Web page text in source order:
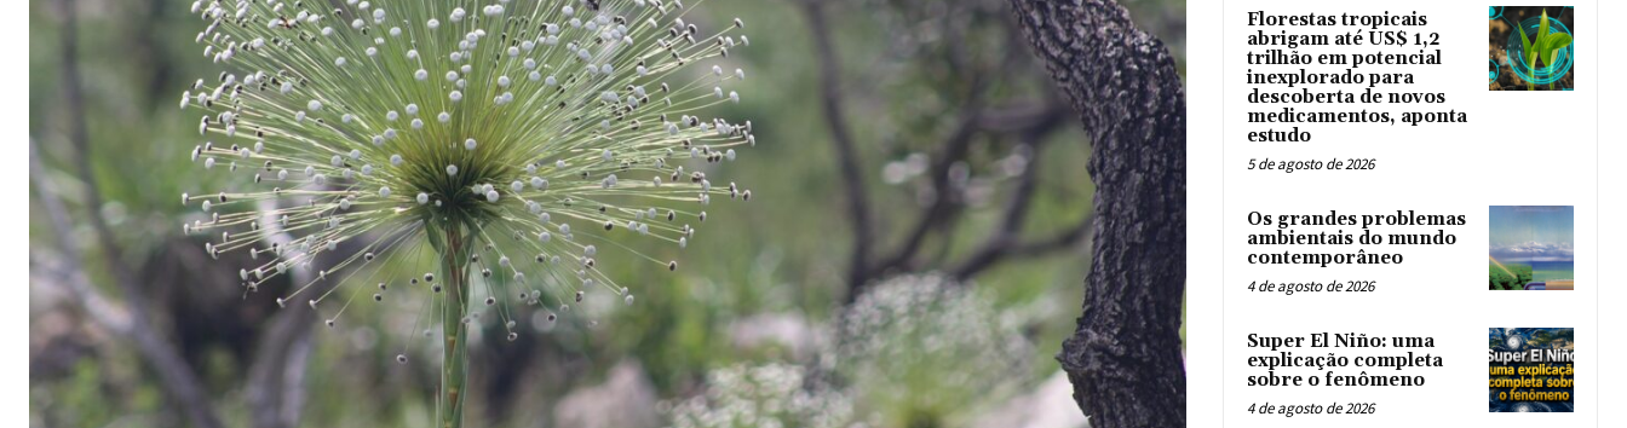
Florestas tropicais
abrigam até US$ 1,2
trilhão em potencial
inexplorado para
descoberta de novos
medicamentos, aponta
estudo
5 de agosto de 2026
Os grandes problemas
ambientais do mundo
contemporâneo
4 de agosto de 2026
Super El Niño: uma
explicação completa
sobre o fenômeno
4 de agosto de 2026